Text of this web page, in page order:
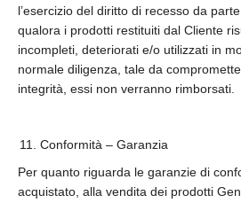
l’esercizio del diritto di recesso da
qualora i prodotti restituiti dal Cliente
incompleti, deteriorati e/o utilizzati in
normale diligenza, tale da
integrità, essi non verranno rimborsati.
Conformità – Garanzia
Per quanto riguarda le garanzie di
acquistato, alla vendita dei prodotti